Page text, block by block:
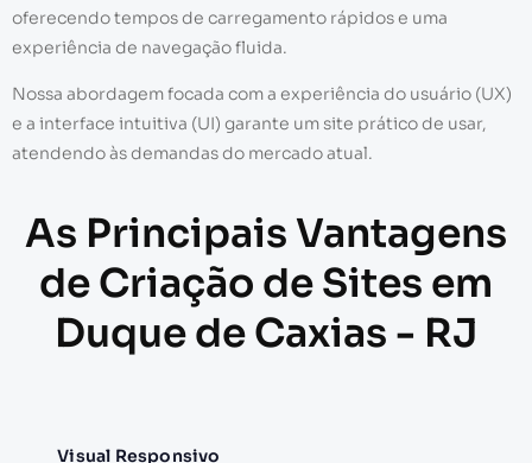
oferecendo tempos de carregamento rápidos e uma
experiência de navegação fluida.
Nossa abordagem focada com a experiência do usuário (UX)
e a interface intuitiva (UI) garante um site prático de usar,
atendendo às demandas do mercado atual.
As Principais Vantagens
de Criação de Sites em
Duque de Caxias - RJ
Visual Responsivo